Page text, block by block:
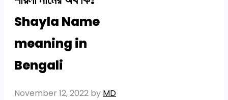
Shayla Name
meaning in
Bengali
November 12, 2022 by MD